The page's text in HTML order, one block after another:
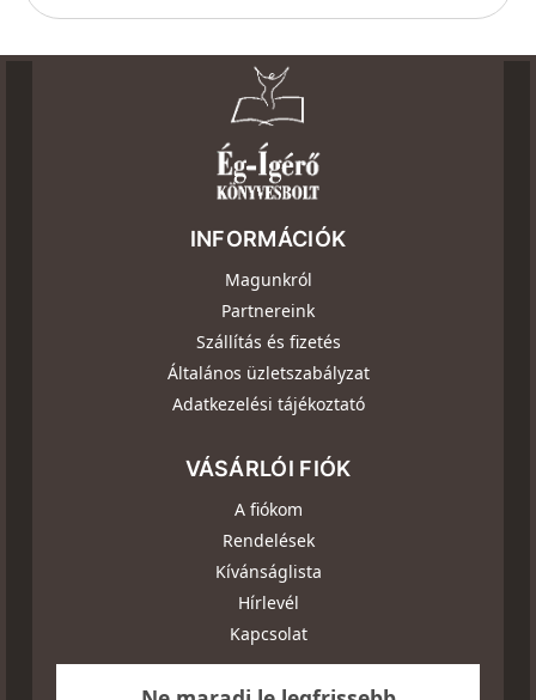
INFORMÁCIÓK
Magunkról
Partnereink
Szállítás és fizetés
Általános üzletszabályzat
Adatkezelési tájékoztató
VÁSÁRLÓI FIÓK
A fiókom
Rendelések
Kívánságlista
Hírlevél
Kapcsolat